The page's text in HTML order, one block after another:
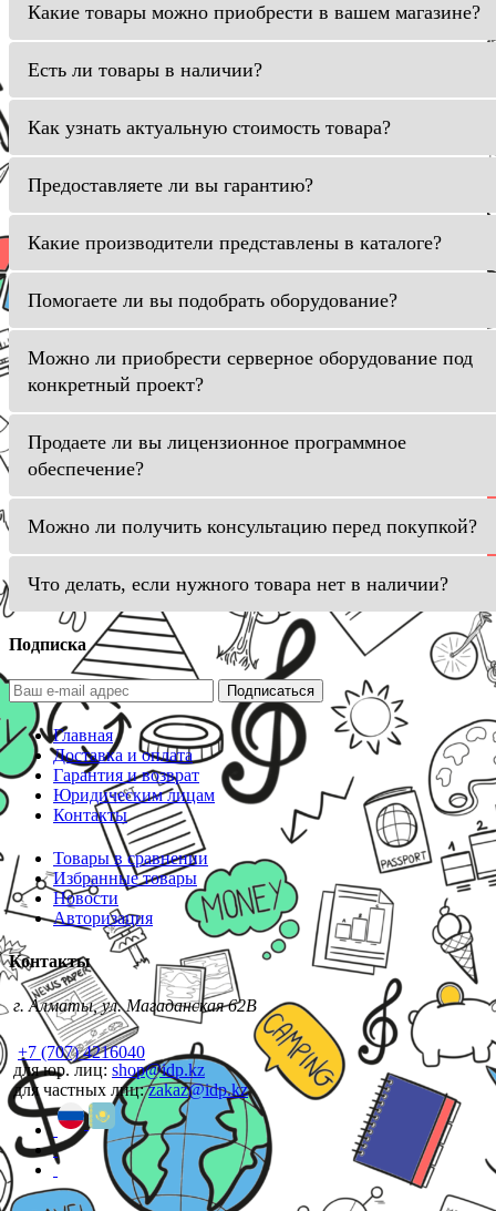
Какие товары можно приобрести в вашем магазине?
Есть ли товары в наличии?
Как узнать актуальную стоимость товара?
Предоставляете ли вы гарантию?
Какие производители представлены в каталоге?
Помогаете ли вы подобрать оборудование?
Можно ли приобрести серверное оборудование под
конкретный проект?
Продаете ли вы лицензионное программное
обеспечение?
Можно ли получить консультацию перед покупкой?
Что делать, если нужного товара нет в наличии?
Подписка
Подписаться
Главная
Доставка и оплата
Гарантия и возврат
Юридическим лицам
Контакты
Товары в сравнении
Избранные товары
Новости
Авторизация
Контакты
г. Алматы, ул. Магаданская 62В
+7 (707) 4216040
для юр. лиц: shop@idp.kz
для частных лиц:zakaz@idp.kz